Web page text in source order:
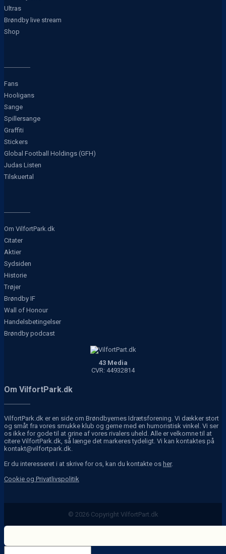
Ultras
Brøndby live stream
Shop
Fans
Hooligans
Sange
Spillersange
Graffiti
Stickers
Global Football Holdings (GFH)
Judas Listen
Tilskuertal
Om VilfortPark.dk
Citater
Aktier
Sydsiden
Historie
Trøjer
Brøndby IF
Wall of Honour
Handelsbetingelser
Brøndby podcast
43 Media
CVR: 44932814
Om VilfortPark.dk
VilfortPark.dk er en side om Brøndbyernes Idrætsforening. Vi dækker stort
og småt fra vores smukke klub og gerne med en humoristisk vinkel. Vi ser
os ikke for gode til at grine af vores rivalers uheld. Alle er velkomne til at
citere VilfortPark.dk, så længe det markeres tydeligt. Vi kan kontaktes på
kontakt@vilfortpark.dk.
Er du interesseret i at skrive for os, kan du kontakte os her.
Cookie og Privatlivspolitik
© 2026 Copyright VilfortPart.dk